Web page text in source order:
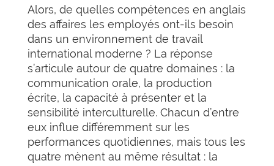
Alors, de quelles compétences en anglais
des affaires les employés ont-ils besoin
dans un environnement de travail
international moderne ? La réponse
s’articule autour de quatre domaines : la
communication orale, la production
écrite, la capacité à présenter et la
sensibilité interculturelle. Chacun d’entre
eux influe différemment sur les
performances quotidiennes, mais tous les
quatre mènent au même résultat : la